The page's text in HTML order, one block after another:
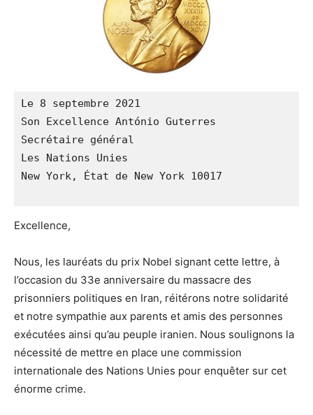
Le 8 septembre 2021
Son Excellence António Guterres
Secrétaire général
Les Nations Unies
New York, État de New York 10017
Excellence,
Nous, les lauréats du prix Nobel signant cette lettre, à
l’occasion du 33e anniversaire du massacre des
prisonniers politiques en Iran, réitérons notre solidarité
et notre sympathie aux parents et amis des personnes
exécutées ainsi qu’au peuple iranien. Nous soulignons la
nécessité de mettre en place une commission
internationale des Nations Unies pour enquêter sur cet
énorme crime.